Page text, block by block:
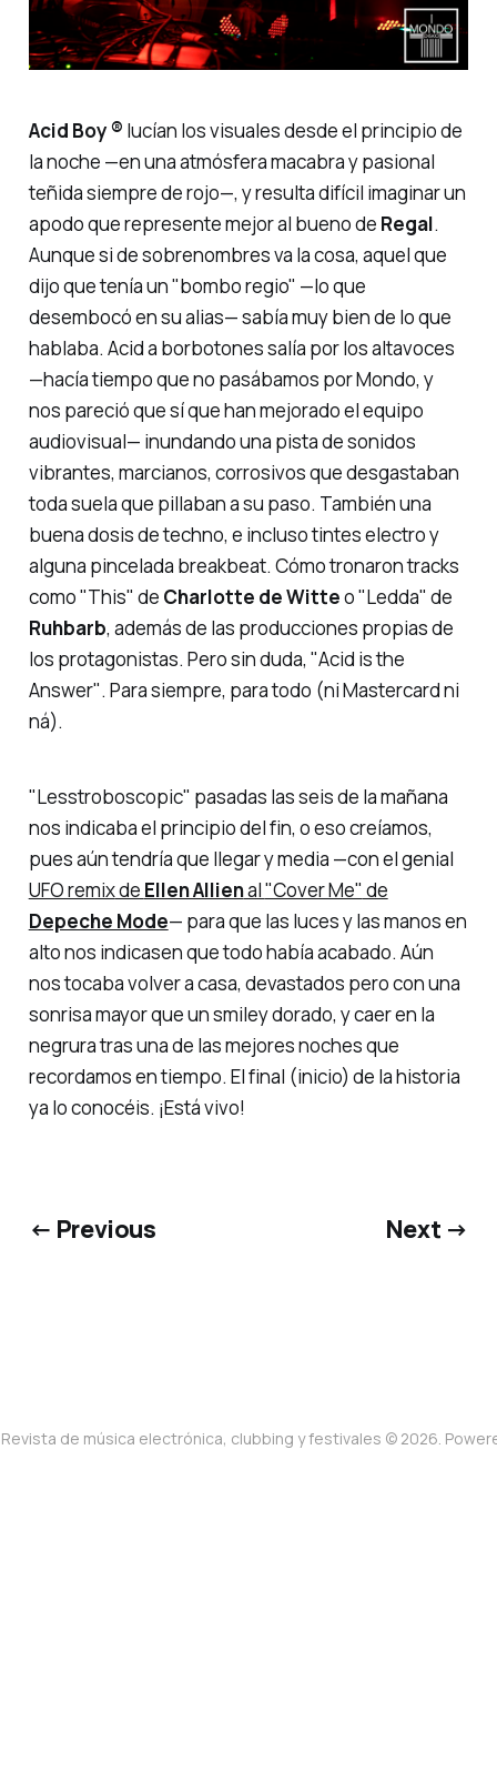
Acid Boy ® lucían los visuales desde el principio de
la noche —en una atmósfera macabra y pasional
teñida siempre de rojo—, y resulta difícil imaginar un
apodo que represente mejor al bueno de Regal.
Aunque si de sobrenombres va la cosa, aquel que
dijo que tenía un "bombo regio" —lo que
desembocó en su alias— sabía muy bien de lo que
hablaba. Acid a borbotones salía por los altavoces
—hacía tiempo que no pasábamos por Mondo, y
nos pareció que sí que han mejorado el equipo
audiovisual— inundando una pista de sonidos
vibrantes, marcianos, corrosivos que desgastaban
toda suela que pillaban a su paso. También una
buena dosis de techno, e incluso tintes electro y
alguna pincelada breakbeat. Cómo tronaron tracks
como"This" de Charlotte de Witteo"Ledda" de
Ruhbarb, además de las producciones propias de
los protagonistas. Pero sin duda, "Acid is the
Answer". Para siempre, para todo (ni Mastercard ni
ná).
"Lesstroboscopic" pasadas las seis de la mañana
nos indicaba el principio del fin, o eso creíamos,
pues aún tendría que llegar y media —con el genial
UFO remixde Ellen Allienal"Cover Me" de
Depeche Mode— para que las luces y las manos en
alto nos indicasen que todo había acabado. Aún
nos tocaba volver a casa, devastados pero con una
sonrisa mayor que unsmileydorado, y caer en la
negrura tras una de las mejores noches que
recordamos en tiempo. El final (inicio) de la historia
ya lo conocéis. ¡Está vivo!
← Previous Next →
de música electrónica, clubbing y festivales © 2026.